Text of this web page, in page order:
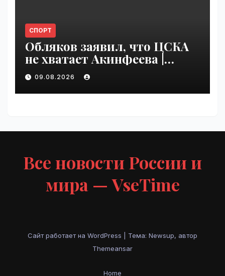
СПОРТ
Обляков заявил, что ЦСКА
не хватает Акинфеева |
VseTime.ru
09.08.2026
Все новости России и
мира — VseTime
Сайт работает на WordPress
Тема: Newsup, автор
Themeansar
Home